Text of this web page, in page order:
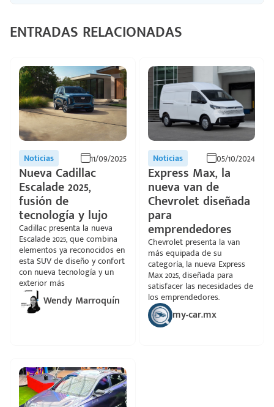
ENTRADAS RELACIONADAS
Noticias 11/09/2025
Nueva Cadillac
Escalade 2025,
fusión de
tecnología y lujo
Cadillac presenta la nueva
Escalade 2025, que combina
elementos ya reconocidos en
esta SUV de diseño y confort
con nueva tecnología y un
exterior más
Wendy Marroquín
Noticias 05/10/2024
Express Max, la
nueva van de
Chevrolet diseñada
para
emprendedores
Chevrolet presenta la van
más equipada de su
categoría, la nueva Express
Max 2025, diseñada para
satisfacer las necesidades de
los emprendedores.
my-car.mx